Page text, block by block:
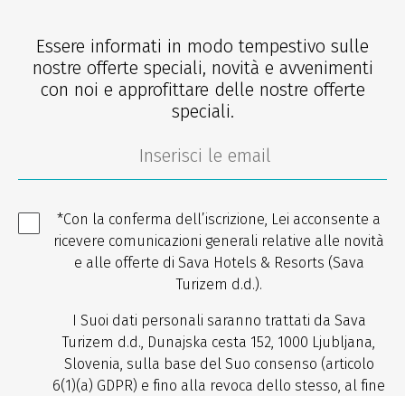
Essere informati in modo tempestivo sulle
nostre offerte speciali, novità e avvenimenti
con noi e approfittare delle nostre offerte
speciali.
*Con la conferma dell’iscrizione, Lei acconsente a
ricevere comunicazioni generali relative alle novità
e alle offerte di Sava Hotels & Resorts (Sava
Turizem d.d.).
I Suoi dati personali saranno trattati da Sava
Turizem d.d., Dunajska cesta 152, 1000 Ljubljana,
Slovenia, sulla base del Suo consenso (articolo
6(1)(a) GDPR) e fino alla revoca dello stesso, al fine